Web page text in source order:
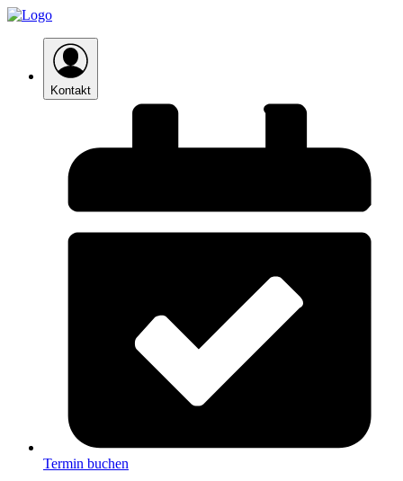
Kontakt
Termin buchen